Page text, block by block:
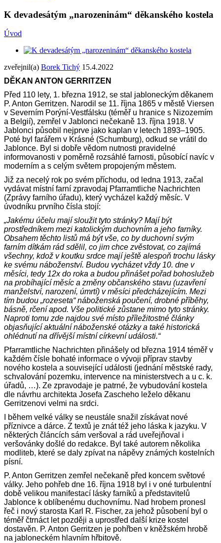
K devadesátým „narozeninám“ děkanského kostela
Úvod
zveřejnil(a) Borek Tichý 15.4.2022
DĚKAN ANTON GERRITZEN
Před 110 lety, 1. března 1912, se stal jabloneckým děkanem
P. Anton Gerritzen. Narodil se 11. října 1865 v městě Viersen
v Severním Porýní-Vestfálsku (téměř u hranice s Nizozemím
a Belgií), zemřel v Jablonci nečekaně 13. října 1918. V
Jablonci působil nejprve jako kaplan v letech 1893–1905.
Poté byl farářem v Krásné (Schumburg), odkud se vrátil do
Jablonce. Byl si dobře vědom nutnosti pravidelné
informovanosti v poměrně rozsáhlé farnosti, působící navíc v
moderním a s celým světem propojeným městem.
Již za necelý rok po svém příchodu, od ledna 1913, začal
vydávat místní farní zpravodaj Pfarramtliche Nachrichten
(Zprávy farního úřadu), který vycházel každý měsíc. V
úvodníku prvního čísla stojí:
„Jakému účelu mají sloužit tyto stránky? Mají být
prostředníkem mezi katolickým duchovním a jeho farníky.
Obsahem těchto listů má být vše, co by duchovní svým
farním dítkám rád sdělil, co jim chce zvěstovat, co zajímá
všechny, kdož v koutku srdce mají ještě alespoň trochu lásky
ke svému náboženství. Budou vycházet vždy 10. dne v
měsíci, tedy 12x do roka a budou přinášet pořad bohoslužeb
na probíhající měsíc a změny občanského stavu (uzavření
manželství, narození, úmrtí) v měsíci předcházejícím. Mezi
tím budou „rozeseta“ náboženská poučení, drobné příběhy,
básně, rčení apod. Vše politické zůstane mimo tyto stránky.
Naproti tomu zde najdou své místo příležitostné články
objasňující aktuální náboženské otázky a také historická
ohlédnutí na dřívější místní církevní události.“
Pfarramtliche Nachrichten přinášely od března 1914 téměř v
každém čísle bohaté informace o vývoji příprav stavby
nového kostela a související události (jednání městské rady,
schvalování pozemku, intervence na ministerstvech a u c. k.
úřadů, …). Ze zpravodaje je patrné, že vybudování kostela
dle návrhu architekta Josefa Zascheho leželo děkanu
Gerritzenovi velmi na srdci.
I během velké války se neustále snažil získávat nové
příznivce a dárce. Z textů je znát též jeho láska k jazyku. V
některých článcích sám veršoval a rád uveřejňoval i
veršovánky došlé do redakce. Byl také autorem několika
modliteb, které se daly zpívat na nápěvy známých kostelních
písní.
P. Anton Gerritzen zemřel nečekaně před koncem světové
války. Jeho pohřeb dne 16. října 1918 byl i v oné turbulentní
době velikou manifestací lásky farníků a představitelů
Jablonce k oblíbenému duchovnímu. Nad hrobem pronesl
řeč i nový starosta Karl R. Fischer, za jehož působení byl o
téměř čtrnáct let později a uprostřed další krize kostel
dostavěn. P. Anton Gerritzen je pohřben v kněžském hrobě
na jabloneckém hlavním hřbitově.